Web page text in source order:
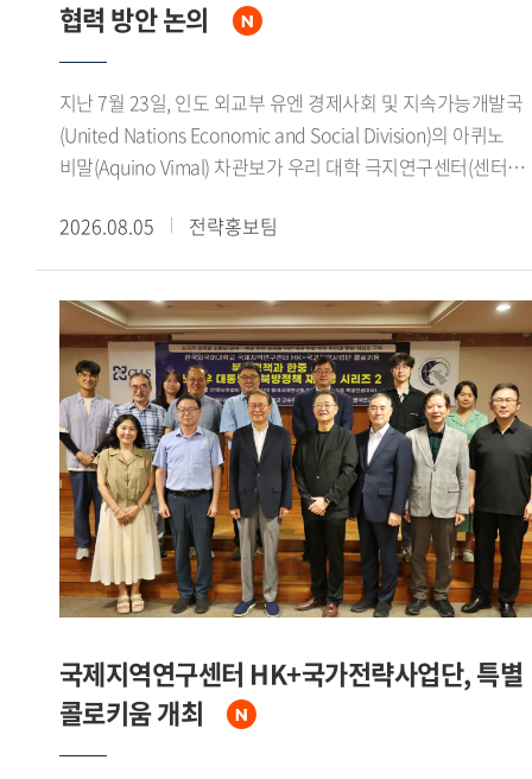
상상 의 형벌로 전환되었으며, 중형인 동시에 사형을 감면하는
황제의 은혜라는 이중적 성격을 지녔음을 강조했다.이번
실상을 함께 검토하고, 한 당 사이에 진행된 형벌제도의
장기적인 변화를 이해하는 뜻깊은 자리였다. 특히 유배가
단순한 형벌에 그치지 않고 국가권력에 의한 인구 이동과 변경
있었음을 확인함으로써 생태접경의 관점에서 당대의 국가와
공간, 인간의 관계를 새롭게 생각해 보는 기회가 됐다.
협력 방안 논의
지난 7월 23일, 인도 외교부 유엔 경제사회 및 지속가능개발국
(United Nations Economic and Social Division)의 아퀴노
비말(Aquino Vimal) 차관보가 우리 대학 극지연구센터(센터장
협력 확대 방안을 논의했다.이번 면담에서 아퀴노 비말
차관보는 인도 정부가 최근 대학과 연구기관을 중심으로 극지
연구를 적극 장려하고 있다며, 우리 대학 극지연구센터와의
연구 협력 필요성을 강조했다. 또한 인도 극지 연구 분야의 주요
대학 및 연구기관과 우리 대학 극지연구센터를 연결해 양국
대학 간 지속적인 연구 협력 기반을 마련하고 싶다는 뜻을
밝혔다.이어 인도 정부는 기후변화가 농업에 미치는 영향, 극지
빙하 융해에 따른 해수면 상승, 기후변화 취약지역 주민들의
생활환경 변화 등 글로벌 기후위기에 대응하기 위한 연구를
국가 정책의 주요 과제로 추진하고 있다고 설명하며, 관련
분야에서 국제 공동연구의 중요성을 강조했다.이날 면담에는
인도 측에서 아퀴노 비말 차관보를 비롯해 인도지구과학부
선임연구관 아파르나 슈클라(Aparna Shukla) 박사, 나만
가하나 나브야 제임스(Gahana Navya James) 인도 외교부
유엔 경제 사회 및 지속가능개발국 사무관이 참석했다.우리
2026.08.05 전략홍보팀
국제지역연구센터 HK+국가전략사업단, 특별
콜로키움 개최